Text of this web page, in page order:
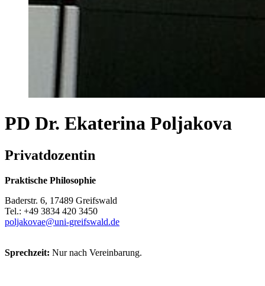
PD Dr. Ekaterina Poljakova
Privatdozentin
Praktische Philosophie
Baderstr. 6, 17489 Greifswald
Tel.: +49 3834 420 3450
poljakovae@uni-greifswald.de
Sprechzeit: Nur nach Vereinbarung.